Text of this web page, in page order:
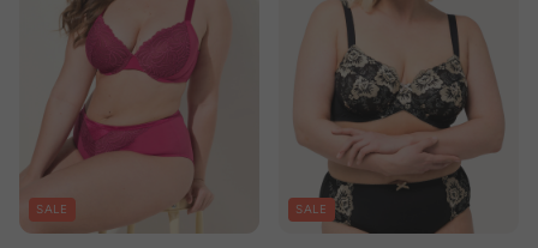
SALE SALE